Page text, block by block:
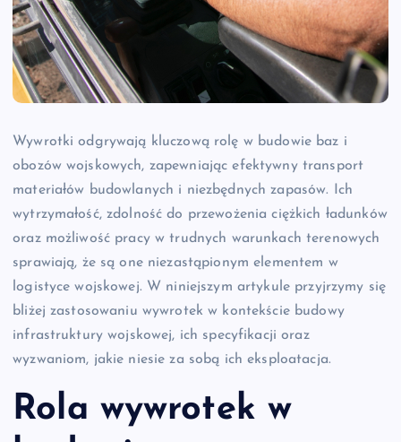
Wywrotki odgrywają kluczową rolę w budowie baz i
obozów wojskowych, zapewniając efektywny transport
materiałów budowlanych i niezbędnych zapasów. Ich
wytrzymałość, zdolność do przewożenia ciężkich ładunków
oraz możliwość pracy w trudnych warunkach terenowych
sprawiają, że są one niezastąpionym elementem w
logistyce wojskowej. W niniejszym artykule przyjrzymy się
bliżej zastosowaniu wywrotek w kontekście budowy
infrastruktury wojskowej, ich specyfikacji oraz
wyzwaniom, jakie niesie za sobą ich eksploatacja.
Rola wywrotek w